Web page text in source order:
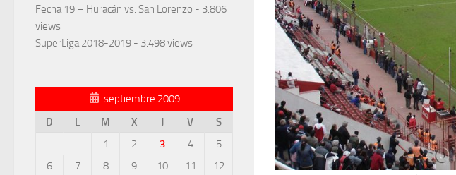
Fecha 19 – Huracán vs. San Lorenzo - 3.806
views
SuperLiga 2018-2019 - 3.498 views
septiembre 2009
D
L M X J V
S
1
2 3 4
5
6
7 8 9 10 11
12